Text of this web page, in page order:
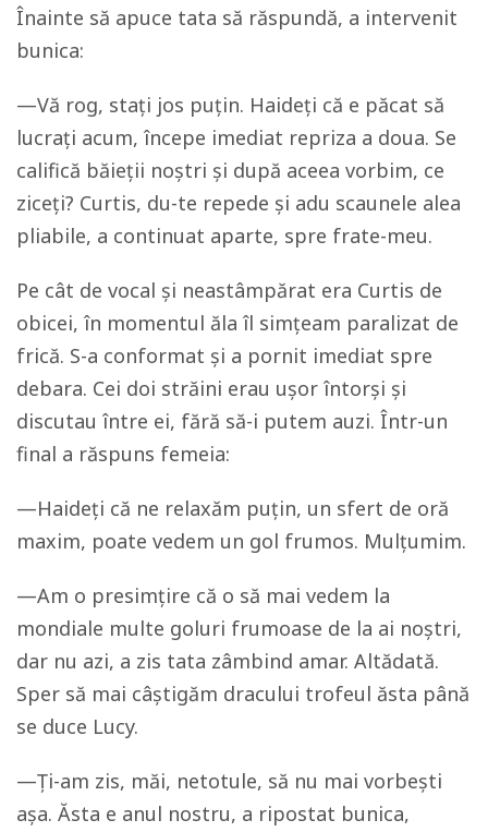
Înainte să apuce tata să răspundă, a intervenit
bunica:
—Vă rog, stați jos puțin. Haideți că e păcat să
lucrați acum, începe imediat repriza a doua. Se
califică băieții noștri și după aceea vorbim, ce
ziceți? Curtis, du-te repede și adu scaunele alea
pliabile, a continuat aparte, spre frate-meu.
Pe cât de vocal și neastâmpărat era Curtis de
obicei, în momentul ăla îl simțeam paralizat de
frică. S-a conformat și a pornit imediat spre
debara. Cei doi străini erau ușor întorși și
discutau între ei, fără să-i putem auzi. Într-un
final a răspuns femeia:
—Haideți că ne relaxăm puțin, un sfert de oră
maxim, poate vedem un gol frumos. Mulțumim.
—Am o presimțire că o să mai vedem la
mondiale multe goluri frumoase de la ai noștri,
dar nu azi, a zis tata zâmbind amar. Altădată.
Sper să mai câștigăm dracului trofeul ăsta până
se duce Lucy.
—Ți-am zis, măi, netotule, să nu mai vorbești
așa. Ăsta e anul nostru, a ripostat bunica,